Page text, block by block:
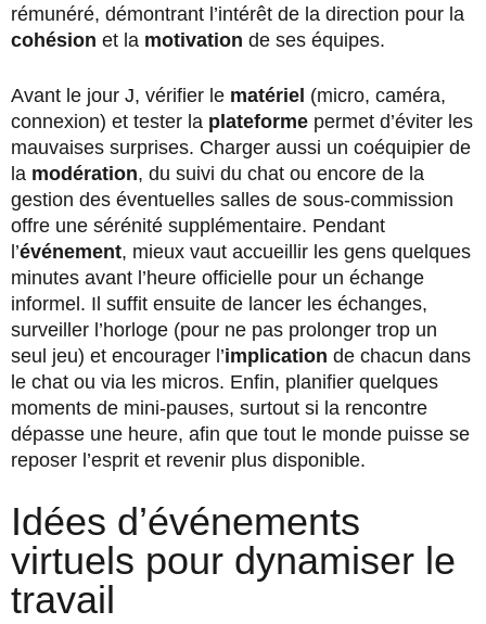
rémunéré, démontrant l’intérêt de la direction pour la
cohésion et la motivation de ses équipes.
Avant le jour J, vérifier le matériel (micro, caméra,
connexion) et tester la plateforme permet d’éviter les
mauvaises surprises. Charger aussi un coéquipier de
la modération, du suivi du chat ou encore de la
gestion des éventuelles salles de sous-commission
offre une sérénité supplémentaire. Pendant
l’événement, mieux vaut accueillir les gens quelques
minutes avant l’heure officielle pour un échange
informel. Il suffit ensuite de lancer les échanges,
surveiller l’horloge (pour ne pas prolonger trop un
seul jeu) et encourager l’implication de chacun dans
le chat ou via les micros. Enfin, planifier quelques
moments de mini-pauses, surtout si la rencontre
dépasse une heure, afin que tout le monde puisse se
reposer l’esprit et revenir plus disponible.
Idées d’événements
virtuels pour dynamiser le
travail